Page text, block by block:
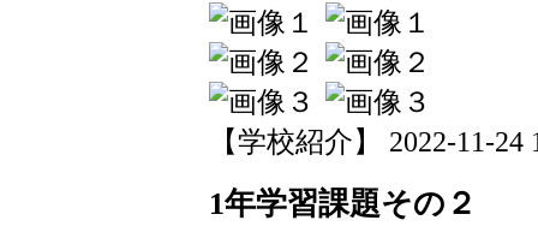
【学校紹介】 2022-11-24
1年学習課題その２